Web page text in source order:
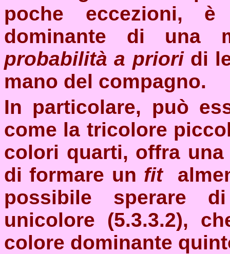
poche eccezioni,
dominante di una
probabilità a prioridi
mano del compagno.
In particolare, può
come la tricolore
colori quarti, offra
di formare un fit
possibile sperare
unicolore (5.3.3.2),
colore dominante